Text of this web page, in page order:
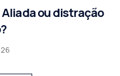
ou distração